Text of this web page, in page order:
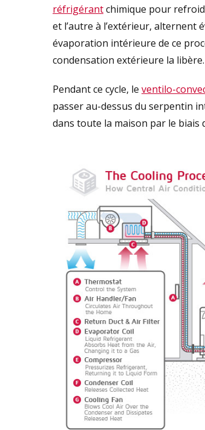
réfrigérantchimique pour
et l’autre à l’extérieur,
évaporation intérieure de ce
condensation extérieure la libère.
Pendant ce cycle, le ventilo-
passer au-dessus du serpentin
dans toute la maison par le biais